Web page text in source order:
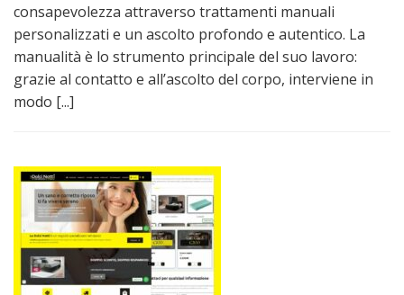
consapevolezza attraverso trattamenti manuali
personalizzati e un ascolto profondo e autentico. La
manualità è lo strumento principale del suo lavoro:
grazie al contatto e all’ascolto del corpo, interviene in
modo [...]